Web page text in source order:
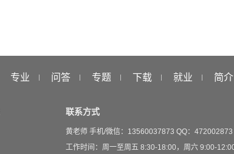
专业 问答 专题 下载 就业 简介
联系方式
黄老师 手机/微信：13560037873 QQ：472002873
工作时间：周一至周五 8:30-18:00，周六 9:00-